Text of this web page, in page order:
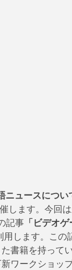
ニュースについ
します。今回
記事 「ビデオ
用します。この
書籍を持って
ワークショッ